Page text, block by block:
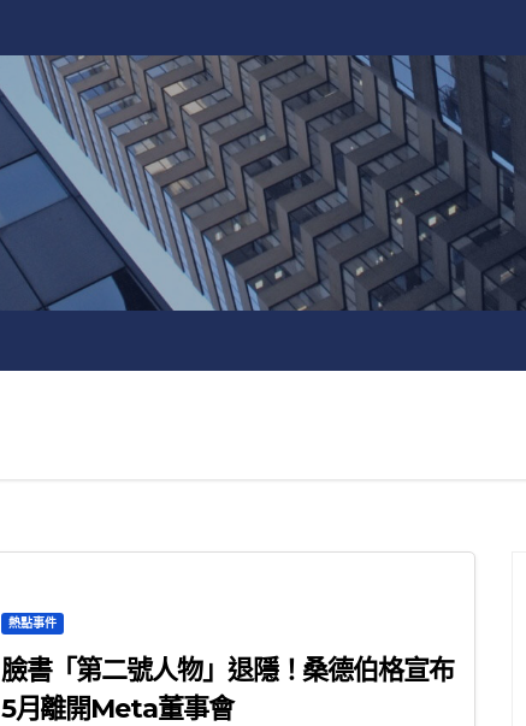
熱點事件
臉書「第二號人物」退隱！桑德伯格宣布
5月離開Meta董事會